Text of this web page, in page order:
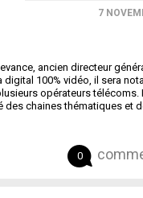
7
ancien directeur
digital 100% vidéo, il sera
opérateurs
des chaines thématiques et
0